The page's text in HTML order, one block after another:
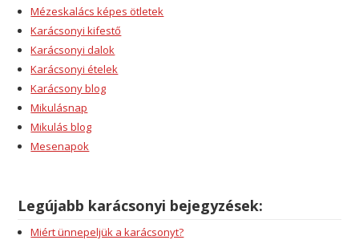
Mézeskalács képes ötletek
Karácsonyi kifestő
Karácsonyi dalok
Karácsonyi ételek
Karácsony blog
Mikulásnap
Mikulás blog
Mesenapok
Legújabb karácsonyi bejegyzések:
Miért ünnepeljük a karácsonyt?